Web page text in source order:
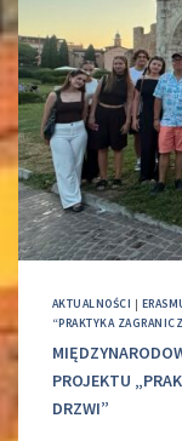
AKTUALNOŚCI |
“PRAKTYKA
PROJEKTU
DRZWI”